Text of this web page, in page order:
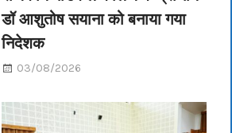
डॉ आशुतोष सयाना को बनाया गया
निदेशक
03/08/2026